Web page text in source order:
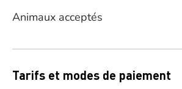
Animaux acceptés
Tarifs et modes de paiement